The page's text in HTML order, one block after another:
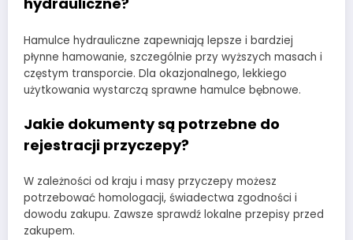
Hamulce hydrauliczne zapewniają lepsze i bardziej
płynne hamowanie, szczególnie przy wyższych masach i
częstym transporcie. Dla okazjonalnego, lekkiego
użytkowania wystarczą sprawne hamulce bębnowe.
Jakie dokumenty są potrzebne do
rejestracji przyczepy?
W zależności od kraju i masy przyczepy możesz
potrzebować homologacji, świadectwa zgodności i
dowodu zakupu. Zawsze sprawdź lokalne przepisy przed
zakupem.